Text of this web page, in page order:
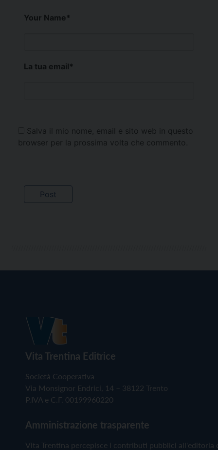
Your Name*
La tua email*
Salva il mio nome, email e sito web in questo
browser per la prossima volta che commento.
Vita Trentina Editrice
Società Cooperativa
Via Monsignor Endrici, 14 – 38122 Trento
P.IVA e C.F. 00199960220
Amministrazione trasparente
Vita Trentina percepisce i contributi pubblici all'editoria